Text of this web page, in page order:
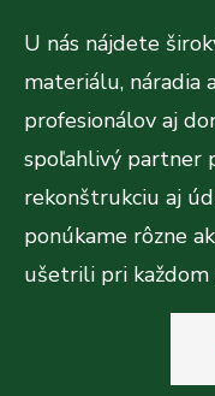
U nás nájdete
materiálu, náradia
profesionálov aj
spoľahlivý partner
rekonštrukciu aj
ponúkame rôzne
ušetrili pri každom